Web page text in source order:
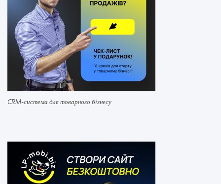
CRM-система для товарного бізнесу